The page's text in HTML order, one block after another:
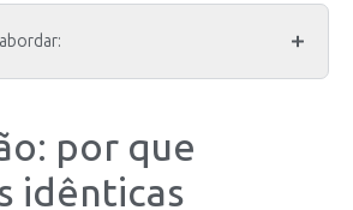
por que
idênticas